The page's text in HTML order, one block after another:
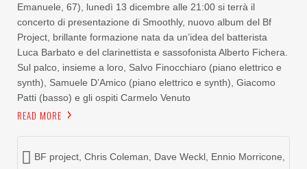
Emanuele, 67), lunedì 13 dicembre alle 21:00 si terrà il
concerto di presentazione di Smoothly, nuovo album del Bf
Project, brillante formazione nata da un’idea del batterista
Luca Barbato e del clarinettista e sassofonista Alberto Fichera.
Sul palco, insieme a loro, Salvo Finocchiaro (piano elettrico e
synth), Samuele D’Amico (piano elettrico e synth), Giacomo
Patti (basso) e gli ospiti Carmelo Venuto
READ MORE
BF project Chris Coleman Dave Weckl Ennio Morricone